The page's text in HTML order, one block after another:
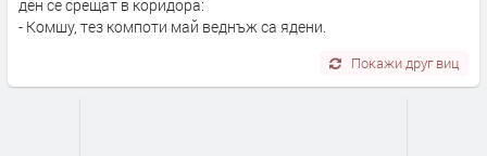
ден се срещат в коридора:
- Комшу, тез компоти май веднъж са ядени.
Покажи друг виц